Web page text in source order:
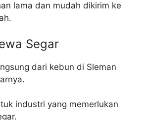
lama dan mudah dikirim ke
Segar
dari kebun di Sleman
industri yang memerlukan